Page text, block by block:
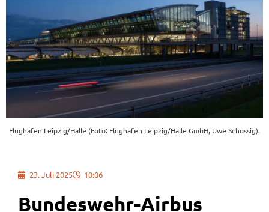
Flughafen Leipzig/Halle (Foto: Flughafen Leipzig/Halle GmbH, Uwe Schossig).
23. Juli 2025 10:06
Bundeswehr-Airbus